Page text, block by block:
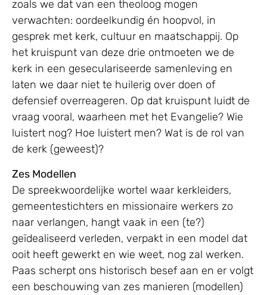
zoals we dat van een theoloog mogen
verwachten: oordeelkundig én hoopvol, in
gesprek met kerk, cultuur en maatschappij. Op
het kruispunt van deze drie ontmoeten we de
kerk in een geseculariseerde samenleving en
laten we daar niet te huilerig over doen of
defensief overreageren. Op dat kruispunt luidt de
vraag vooral, waarheen met het Evangelie? Wie
luistert nog? Hoe luistert men? Wat is de rol van
de kerk (geweest)?
Zes Modellen
De spreekwoordelijke wortel waar kerkleiders,
gemeentestichters en missionaire werkers zo
naar verlangen, hangt vaak in een (te?)
geïdealiseerd verleden, verpakt in een model dat
ooit heeft gewerkt en wie weet, nog zal werken.
Paas scherpt ons historisch besef aan en er volgt
een beschouwing van zes manieren (modellen)